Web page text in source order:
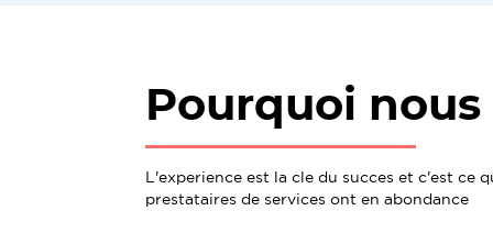
Pourquoi
L'experience est la cle du succes et c'est ce
prestataires de services ont en abondance